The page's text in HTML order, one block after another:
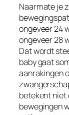
Naarmate je
ongeveer 24
ongeveer 28
Dat wordt
baby gaat
aanrakingen
betekent niet
bewegingen